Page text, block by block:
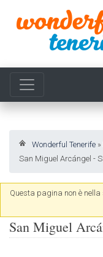
Wonderful Tenerife »
San Miguel Arcángel -
Questa pagina non è
San Miguel